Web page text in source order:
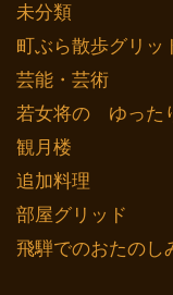
未分類
町ぶら散歩グリッ
芸能・芸術
若女将の ゆった
観月楼
追加料理
部屋グリッド
飛騨でのおたのし